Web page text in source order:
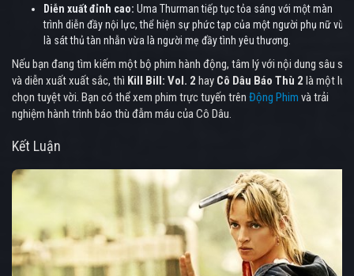
Diễn xuất đỉnh cao: Uma Thurman tiếp tục tỏa sáng với một màn
trình diễn đầy nội lực, thể hiện sự phức tạp của một người phụ nữ vừa
là sát thủ tàn nhẫn vừa là người mẹ đầy tình yêu thương.
Nếu bạn đang tìm kiếm một bộ phim hành động, tâm lý với nội dung sâu sắc
và diễn xuất xuất sắc, thì Kill Bill: Vol. 2 hay Cô Dâu Báo Thù 2 là một lựa
chọn tuyệt vời. Bạn có thể xem phim trực tuyến trên Động Phim và trải
nghiệm hành trình báo thù đẫm máu của Cô Dâu.
Kết Luận